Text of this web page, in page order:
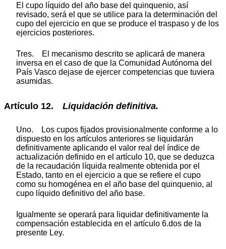
El cupo líquido del año base del quinquenio, así
revisado, será el que se utilice para la determinación del
cupo del ejercicio en que se produce el traspaso y de los
ejercicios posteriores.
Tres. El mecanismo descrito se aplicará de manera
inversa en el caso de que la Comunidad Autónoma del
País Vasco dejase de ejercer competencias que tuviera
asumidas.
Artículo 12. Liquidación definitiva.
Uno. Los cupos fijados provisionalmente conforme a lo
dispuesto en los artículos anteriores se liquidarán
definitivamente aplicando el valor real del índice de
actualización definido en el artículo 10, que se deduzca
de la recaudación líquida realmente obtenida por el
Estado, tanto en el ejercicio a que se refiere el cupo
como su homogénea en el año base del quinquenio, al
cupo líquido definitivo del año base.
Igualmente se operará para liquidar definitivamente la
compensación establecida en el artículo 6.dos de la
presente Ley.